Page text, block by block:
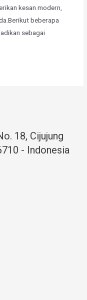
kesan modern,
beberapa
sebagai
18, Cijujung
- Indonesia